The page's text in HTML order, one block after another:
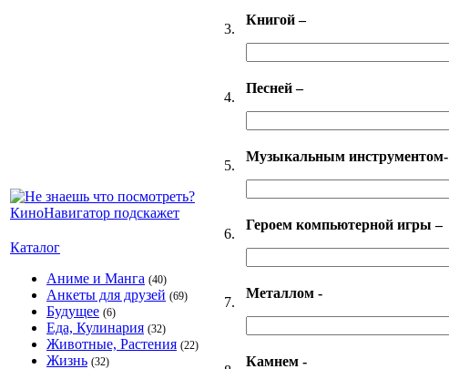
Каталог
Аниме и Манга (40)
Анкеты для друзей (69)
Будущее (6)
Еда, Кулинария (32)
Животные, Растения (22)
Жизнь (32)
3.
Книгой –
4.
Песней –
5.
Музыкальным инструментом-
6.
Героем компьютерной игры –
7.
Металлом -
Камнем -